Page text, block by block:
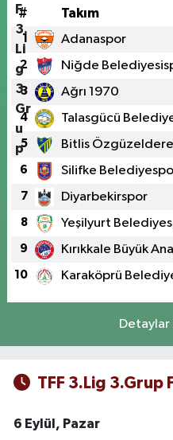
# Takım
1 Adanaspor
2 Niğde
3 Ağrı 1970
4 Talasgücü
5 Bitlis
6 Silifke
7 Diyarbekirspor
8 Yeşilyurt
9 Kırıkkale Büyük
10 Karaköprü
Detaylar
TFF 3.Lig 3.Grup
6 Eylül, Pazar